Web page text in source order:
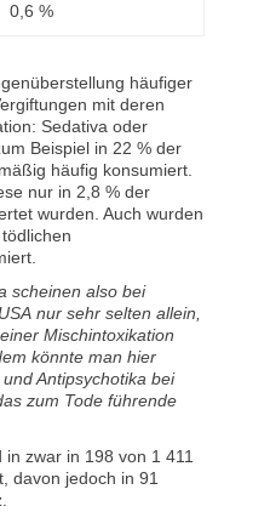
0,6 %
häufiger
mit deren
Sedativa oder
Beispiel in 22 % der
häufig konsumiert.
nur in 2,8 % der
wurden. Auch wurden
scheinen also bei
nur sehr selten allein,
Mischintoxikation
könnte man hier
Antipsychotika bei
zum Tode führende
zwar in 198 von 1 411
davon jedoch in 91